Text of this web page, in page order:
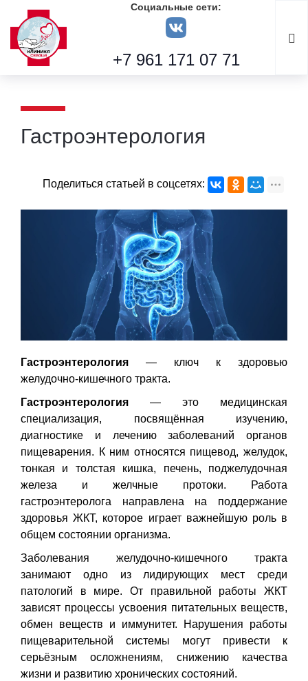
Социальные сети:
+7 961 171 07 71
Гастроэнтерология
Поделиться статьей в соцсетях:
Гастроэнтерология — ключ к здоровью
желудочно-кишечного тракта.
Гастроэнтерология — это медицинская
специализация, посвящённая изучению,
диагностике и лечению заболеваний органов
пищеварения. К ним относятся пищевод, желудок,
тонкая и толстая кишка, печень, поджелудочная
железа и желчные протоки. Работа
гастроэнтеролога направлена на поддержание
здоровья ЖКТ, которое играет важнейшую роль в
общем состоянии организма.
Заболевания желудочно-кишечного тракта
занимают одно из лидирующих мест среди
патологий в мире. От правильной работы ЖКТ
зависят процессы усвоения питательных веществ,
обмен веществ и иммунитет. Нарушения работы
пищеварительной системы могут привести к
серьёзным осложнениям, снижению качества
жизни и развитию хронических состояний.